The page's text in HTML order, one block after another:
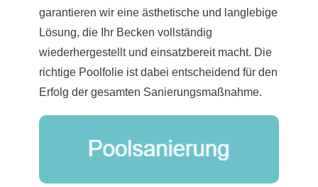
garantieren wir eine ästhetische und langlebige
Lösung, die Ihr Becken vollständig
wiederhergestellt und einsatzbereit macht. Die
richtige Poolfolie ist dabei entscheidend für den
Erfolg der gesamten Sanierungsmaßnahme.